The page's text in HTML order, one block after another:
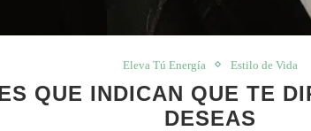
Eleva Tú Energía Estilo de Vida
QUE INDICAN QUE TE
DESEAS